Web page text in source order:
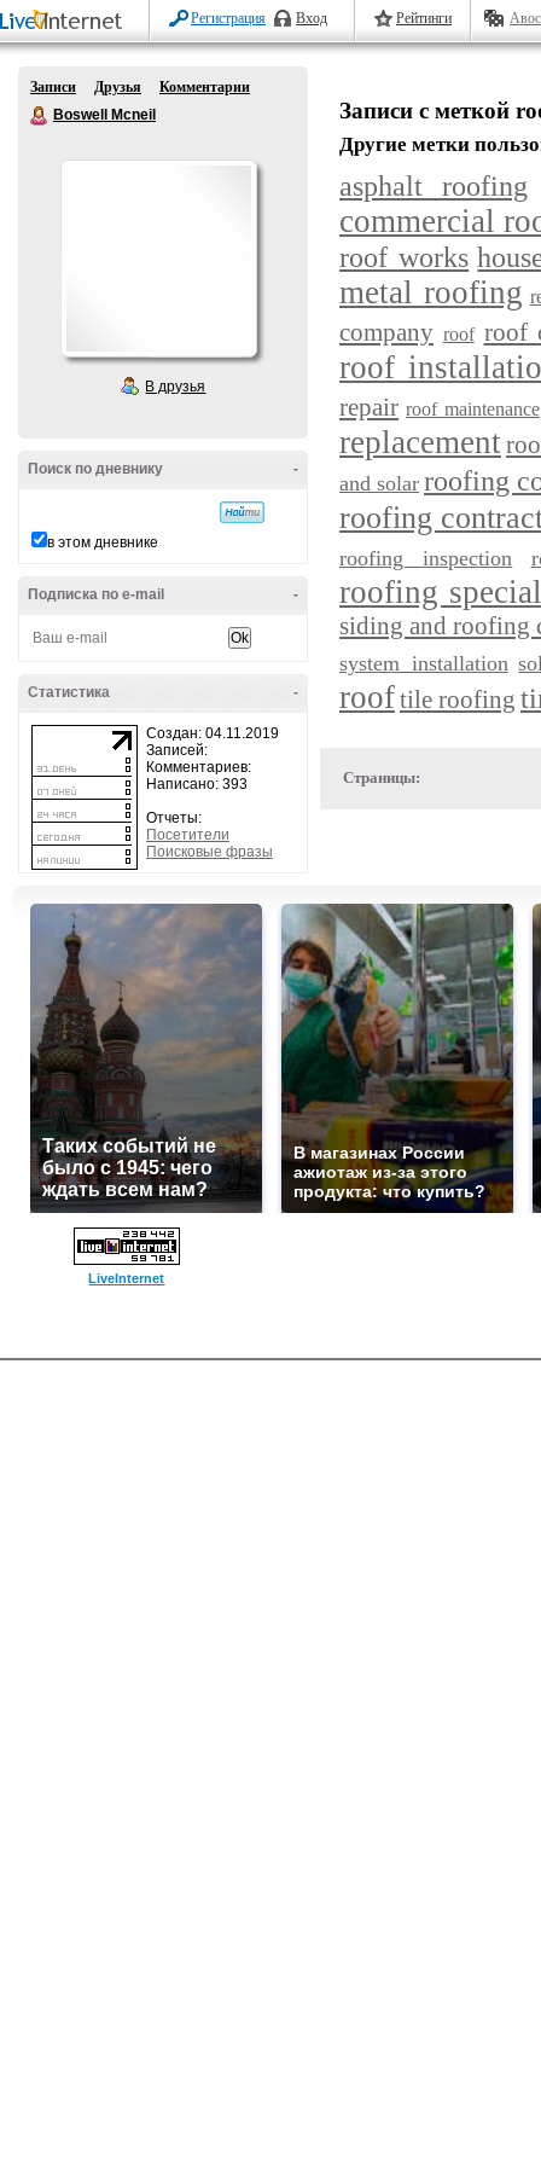
Регистрация Вход Рейтинги
Записи Друзья
Комментарии
Boswell Mcneil
В друзья
-
Поиск по дневнику
в этом дневнике
-
Подписка по e-mail
-
Статистика
Создан: 04.11.2019
Записей:
Комментариев:
Написано: 393
Отчеты:
Посетители
Поисковые фразы
Записи с меткой
Другие метки
asphalt roofing
commercial
roof works
metal roofing
company roof roof
roof
repair roof maintenance
replacement
and solar roofing
roofing
roofing inspection
roofing
siding and roofing
system installation
rooftile roofing
Страницы:
Таких событий не
было с 1945: чего
ждать всем нам?
В магазинах России
ажиотаж из-за этого
продукта: что купить?
LiveInternet